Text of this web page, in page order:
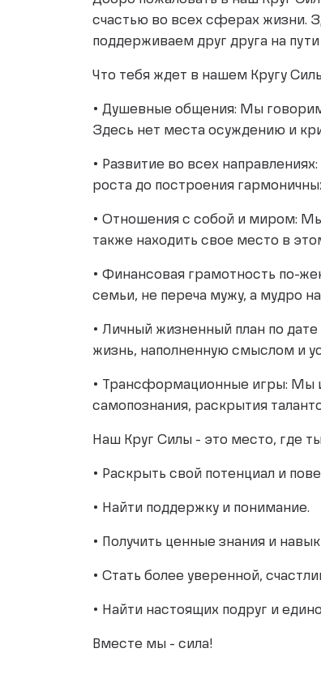
счастью во всех сферах жизни.
поддерживаем друг друга на
Что тебя ждет в нашем Кругу
• Душевные общения: Мы
Здесь нет места осуждению и
• Развитие во всех
роста до построения
• Отношения с собой и миром:
также находить свое место в
• Финансовая грамотность по-
семьи, не переча мужу, а мудро
• Личный жизненный план по
жизнь, наполненную смыслом и
• Трансформационные игры: Мы
самопознания, раскрытия
Наш Круг Силы - это место, где
• Раскрыть свой потенциал и
• Найти поддержку и понимание.
• Получить ценные знания и
• Стать более уверенной,
• Найти настоящих подруг и
Вместе мы - сила!